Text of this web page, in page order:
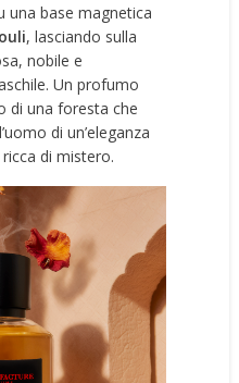
una base magnetica
, lasciando sulla
nobile e
Un profumo
di una foresta che
di un’eleganza
di mistero.